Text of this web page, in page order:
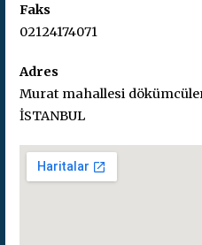
Faks
02124174071
Adres
Murat mahallesi
İSTANBUL